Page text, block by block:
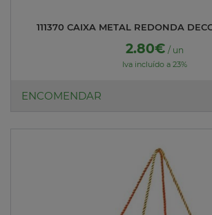
111370 CAIXA METAL REDONDA
2.80€ / un
Iva incluído a 23%
ENCOMENDAR